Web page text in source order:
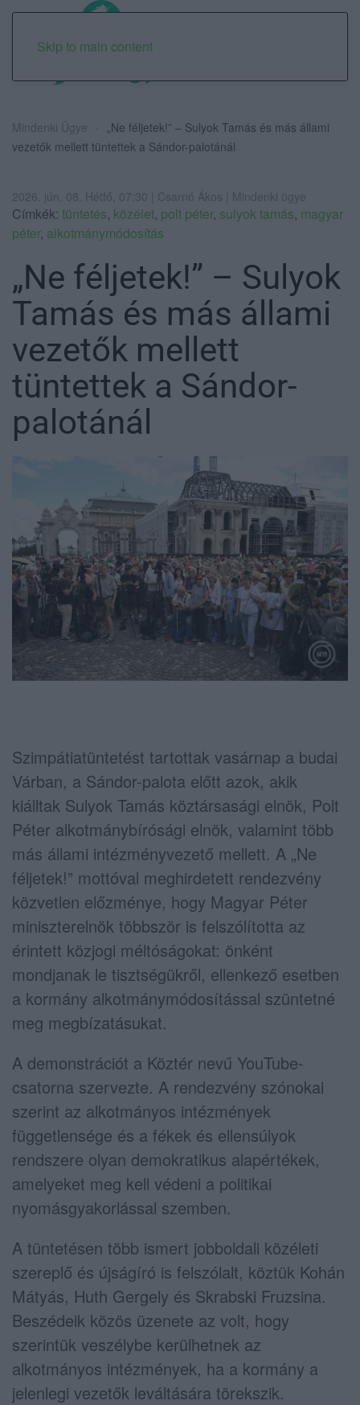
Skip to main content
Mindenki Ügye
„Ne féljetek!” – Sulyok Tamás és más állami
vezetők mellett tüntettek a Sándor-palotánál
2026. jún. 08. Hétfő, 07:30 | Csarnó Ákos | Mindenki ügye
Címkék: tüntetés, közélet, polt péter, sulyok tamás, magyar
péter, alkotmánymódosítás
„Ne féljetek!” – Sulyok
Tamás és más állami
vezetők mellett
tüntettek a Sándor-
palotánál
Szimpátiatüntetést tartottak vasárnap a budai
Várban, a Sándor-palota előtt azok, akik
kiálltak Sulyok Tamás köztársasági elnök, Polt
Péter alkotmánybírósági elnök, valamint több
más állami intézményvezető mellett. A „Ne
féljetek!” mottóval meghirdetett rendezvény
közvetlen előzménye, hogy Magyar Péter
miniszterelnök többször is felszólította az
érintett közjogi méltóságokat: önként
mondjanak le tisztségükről, ellenkező esetben
a kormány alkotmánymódosítással szüntetné
meg megbízatásukat.
A demonstrációt a Köztér nevű YouTube-
csatorna szervezte. A rendezvény szónokai
szerint az alkotmányos intézmények
függetlensége és a fékek és ellensúlyok
rendszere olyan demokratikus alapértékek,
amelyeket meg kell védeni a politikai
nyomásgyakorlással szemben.
A tüntetésen több ismert jobboldali közéleti
szereplő és újságíró is felszólalt, köztük Kohán
Mátyás, Huth Gergely és Skrabski Fruzsina.
Beszédeik közös üzenete az volt, hogy
szerintük veszélybe kerülhetnek az
alkotmányos intézmények, ha a kormány a
jelenlegi vezetők leváltására törekszik.